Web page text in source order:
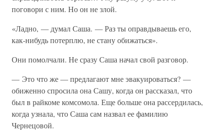
поговори с ним. Но он не злой.
«Ладно, — думал Саша. — Раз ты оправдываешь его,
как-нибудь потерплю, не стану обижаться».
Они помолчали. Не сразу Саша начал свой разговор.
— Это что же — предлагают мне эвакуироваться? —
обиженно спросила она Сашу, когда он рассказал, что
был в райкоме комсомола. Еще больше она рассердилась,
когда узнала, что Саша сам назвал ее фамилию
Чернецовой.